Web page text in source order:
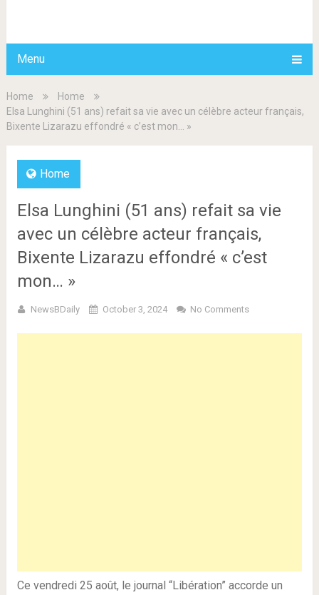
Menu
Home
Home
Elsa Lunghini (51 ans) refait sa vie avec un célèbre acteur français,
Bixente Lizarazu effondré « c’est mon… »
Home
Elsa Lunghini (51 ans) refait sa vie
avec un célèbre acteur français,
Bixente Lizarazu effondré « c’est
mon… »
NewsBDaily October 3, 2024 No Comments
Ce vendredi 25 août, le journal “Libération” accorde un